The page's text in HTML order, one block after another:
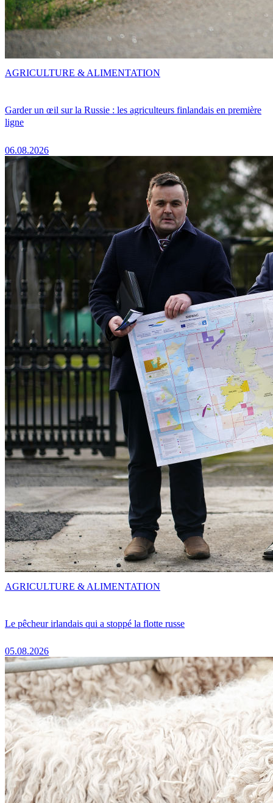
Garder un œil sur la Russie : les agriculteurs finlandais en première
ligne
06.08.2026
AGRICULTURE & ALIMENTATION
Le pêcheur irlandais qui a stoppé la flotte russe
05.08.2026
AGRICULTURE & ALIMENTATION